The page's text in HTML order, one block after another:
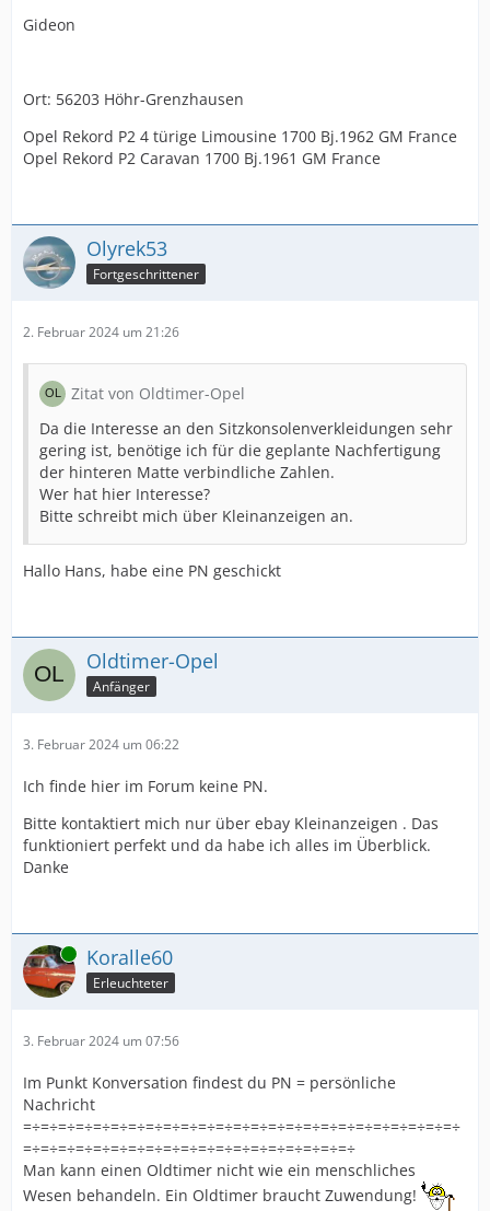
Gideon
Ort: 56203 Höhr-Grenzhausen
Opel Rekord P2 4 türige Limousine 1700 Bj.1962 GM France
Opel Rekord P2 Caravan 1700 Bj.1961 GM France
Olyrek53
Fortgeschrittener
2. Februar 2024 um 21:26
Zitat von Oldtimer-Opel
Da die Interesse an den Sitzkonsolenverkleidungen sehr
gering ist, benötige ich für die geplante Nachfertigung
der hinteren Matte verbindliche Zahlen.
Wer hat hier Interesse?
Bitte schreibt mich über Kleinanzeigen an.
Hallo Hans, habe eine PN geschickt
Oldtimer-Opel
Anfänger
3. Februar 2024 um 06:22
Ich finde hier im Forum keine PN.
Bitte kontaktiert mich nur über ebay Kleinanzeigen . Das
funktioniert perfekt und da habe ich alles im Überblick.
Danke
Online Koralle60
Erleuchteter
3. Februar 2024 um 07:56
Im Punkt Konversation findest du PN = persönliche
Nachricht
=÷=÷=÷=÷=÷=÷=÷=÷=÷=÷=÷=÷=÷=÷=÷=÷=÷=÷=÷=÷=÷=÷=÷=÷=÷
=÷=÷=÷=÷=÷=÷=÷=÷=÷=÷=÷=÷=÷=÷=÷=÷=÷=÷=÷
Man kann einen Oldtimer nicht wie ein menschliches
Wesen behandeln. Ein Oldtimer braucht Zuwendung!